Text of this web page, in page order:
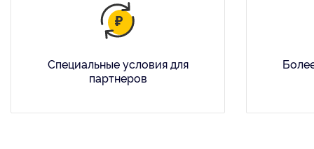
Специальные условия для
партнеров